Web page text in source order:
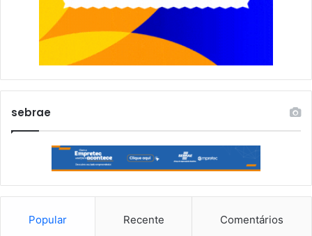
sebrae
Popular Recente Comentários